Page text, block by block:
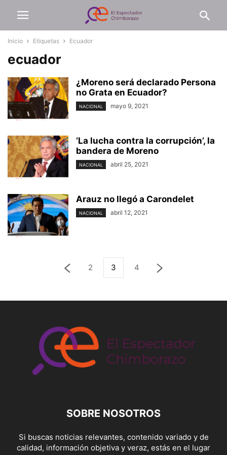
Inicio Etiquetas Ecuador
ecuador
¿Moreno será declarado Persona
no Grata en Ecuador?
NACIONAL mayo 9, 2021
‘La lucha contra la corrupción’, la
bandera de Moreno
NACIONAL abril 25, 2021
Arauz no llegó a Carondelet
NACIONAL abril 12, 2021
2 3 4
SOBRE NOSOTROS
Si buscas noticias relevantes, contenido variado y de
calidad, información objetiva y veraz, estás en el lugar